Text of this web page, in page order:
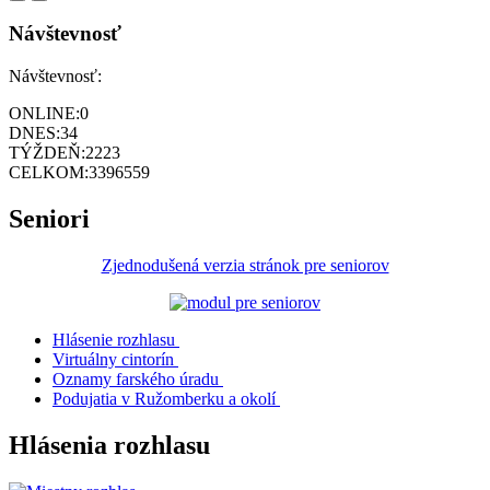
Návštevnosť
Návštevnosť:
ONLINE:0
DNES:34
TÝŽDEŇ:2223
CELKOM:3396559
Seniori
Zjednodušená verzia stránok pre seniorov
Hlásenie rozhlasu
Virtuálny cintorín
Oznamy farského úradu
Podujatia v Ružomberku a okolí
Hlásenia rozhlasu